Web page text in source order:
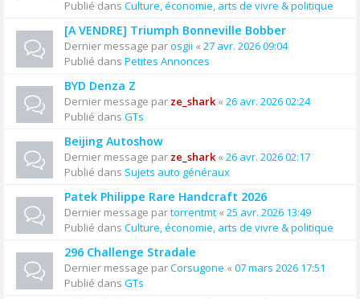
Publié dans Culture, économie, arts de vivre & politique
[A VENDRE] Triumph Bonneville Bobber
Dernier message parosgii « 27 avr. 2026 09:04
Publié dans Petites Annonces
BYD Denza Z
Dernier message par ze_shark« 26 avr. 2026 02:24
Publié dans GTs
Beijing Autoshow
Dernier message par ze_shark« 26 avr. 2026 02:17
Publié dans Sujets auto généraux
Patek Philippe Rare Handcraft 2026
Dernier message partorrentmt « 25 avr. 2026 13:49
Publié dans Culture, économie, arts de vivre & politique
296 Challenge Stradale
Dernier message parCorsugone « 07 mars 2026 17:51
Publié dans GTs